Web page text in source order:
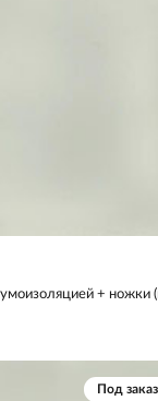
+ ножки
Под заказ